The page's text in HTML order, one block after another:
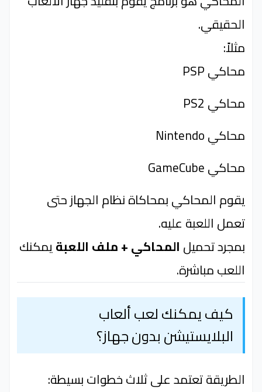
الحقيقي.
مثلاً:
محاكي PSP
محاكي PS2
محاكي Nintendo
محاكي GameCube
يقوم المحاكي بمحاكاة نظام الجهاز حتى
تعمل اللعبة عليه.
بمجرد تحميل المحاكي + ملف اللعبةيمكنك
اللعب مباشرة.
كيف يمكنك لعب ألعاب
البلايستيشن بدون جهاز؟
الطريقة تعتمد على ثلاث خطوات بسيطة: